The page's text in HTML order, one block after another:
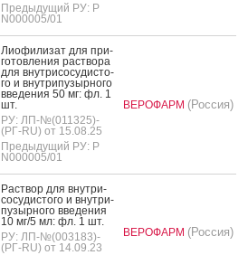
Предыдущий РУ: Р
N000005/01
Ли­офи­лизат для при­
готов­ле­ния рас­тво­ра
для внут­ри­сосу­дис­то­
го и внут­ри­пузыр­но­го
вве­дения 50 мг: фл. 1
шт.
РУ: ЛП-№(011325)-
(РГ-RU) от 15.08.25
Предыдущий РУ: Р
N000005/01
ВЕРОФАРМ (Россия)
Рас­твор для внут­ри­
сосу­дис­то­го и внут­ри­
пузыр­но­го вве­дения
10 мг/5 мл: фл. 1 шт.
РУ: ЛП-№(003183)-
(РГ-RU) от 14.09.23
ВЕРОФАРМ (Россия)